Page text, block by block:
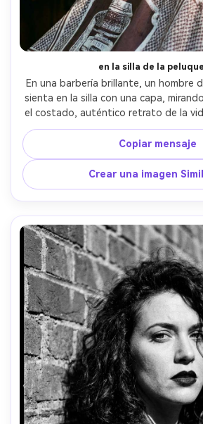
en la silla de la
En una barbería brillante, un hombre
sienta en la silla con una capa,
el costado, auténtico retrato de la
400 35mm escaneo look con medios
notable, Canon A-1+50mm sensación,
fluorescentes sobre la cabeza
cálidos, estado de ánimo fresco de
de piel realista, alta
Copiar mensaje
Crear una imagen